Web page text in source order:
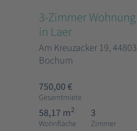
3-Zimmer Wohnung
in Laer
Am Kreuzacker 19, 44803
Bochum
750,00 €
Gesamtmiete
58,17 m2
Wohnfläche
3
Zimmer